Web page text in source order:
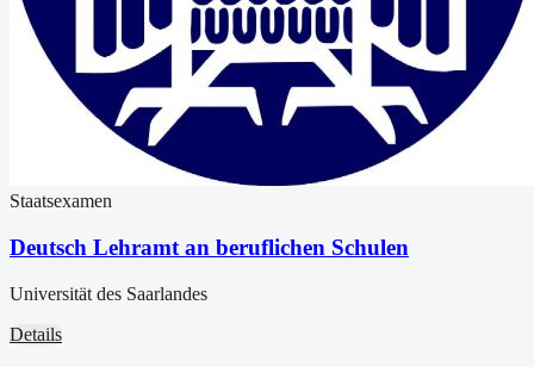
Staatsexamen
Deutsch Lehramt an beruflichen Schulen
Universität des Saarlandes
Details